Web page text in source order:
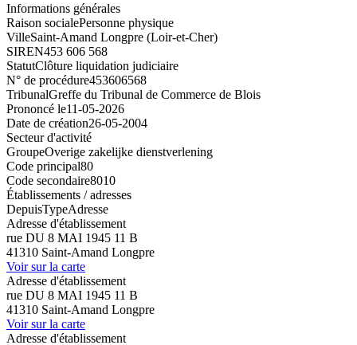
Informations générales
Raison socialePersonne physique
VilleSaint-Amand Longpre (Loir-et-Cher)
SIREN453 606 568
StatutClôture liquidation judiciaire
N° de procédure453606568
TribunalGreffe du Tribunal de Commerce de Blois
Prononcé le11-05-2026
Date de création26-05-2004
Secteur d'activité
GroupeOverige zakelijke dienstverlening
Code principal80
Code secondaire8010
Établissements / adresses
DepuisTypeAdresse
Adresse d'établissement
rue DU 8 MAI 1945 11 B
41310 Saint-Amand Longpre
Voir sur la carte
Adresse d'établissement
rue DU 8 MAI 1945 11 B
41310 Saint-Amand Longpre
Voir sur la carte
Adresse d'établissement